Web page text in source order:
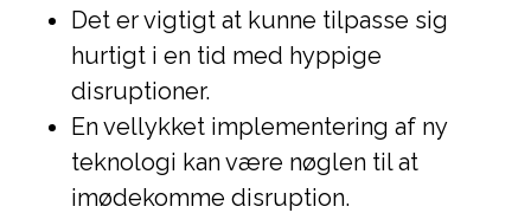
Det er vigtigt at kunne tilpasse sig
hurtigt i en tid med hyppige
disruptioner.
En vellykket implementering af ny
teknologi kan være nøglen til at
imødekomme disruption.